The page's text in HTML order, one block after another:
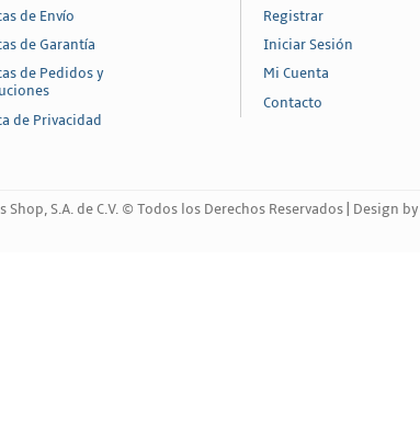
de Envío
de Garantía
de Pedidos y
de Privacidad
Registrar
Iniciar Sesión
Mi Cuenta
Contacto
Shop, S.A. de C.V. © Todos los Derechos Reservados | Design by